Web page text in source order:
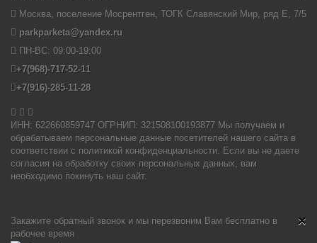
Москва, поселение Мосрентген, ТОГК Славянский Мир, ряд Е, 7/5
parkparketa@yandex.ru
ПН-ВС: 09:00-19:00
+7(968)-717-52-11
+7(916)-285-11-28
 
ИНН: 622660859747 ОГРНИП: 321508100193877 Мы получаем и
обрабатываем персональные данные посетителей нашего сайта в
соответствии с политикой конфиденциальности. Если вы не даете
согласия на обработку своих персональных данных, вам
необходимо покинуть наш сайт.
×
Закажите обратный звонок и мы перезвоним Вам бесплатно в
рабочее время